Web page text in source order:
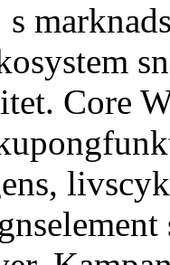
s
Core